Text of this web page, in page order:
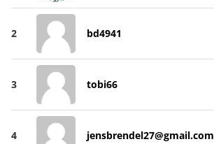
2 bd4941
3 tobi66
4 jensbrendel27@gmail.com